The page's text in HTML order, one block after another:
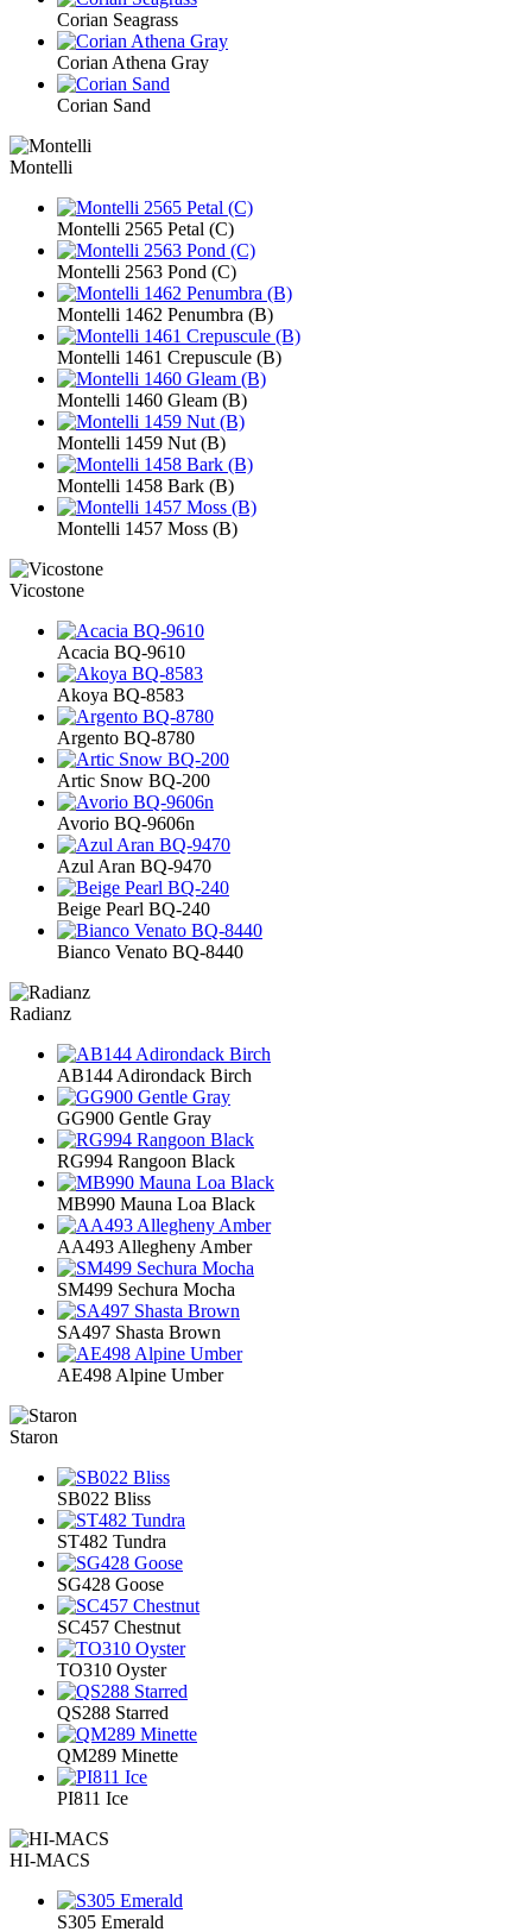
Corian Seagrass
Corian Athena Gray
Corian Sand
Montelli
Montelli 2565 Petal (С)
Montelli 2563 Pond (С)
Montelli 1462 Penumbra (В)
Montelli 1461 Crepuscule (В)
Montelli 1460 Gleam (В)
Montelli 1459 Nut (В)
Montelli 1458 Bark (В)
Montelli 1457 Moss (В)
Vicostone
Acacia BQ-9610
Akoya BQ-8583
Argento BQ-8780
Artic Snow BQ-200
Avorio BQ-9606n
Azul Aran BQ-9470
Beige Pearl BQ-240
Bianco Venato BQ-8440
Radianz
AB144 Adirondack Birch
GG900 Gentle Gray
RG994 Rangoon Black
MB990 Mauna Loa Black
AA493 Allegheny Amber
SM499 Sechura Mocha
SA497 Shasta Brown
AE498 Alpine Umber
Staron
SB022 Bliss
ST482 Tundra
SG428 Goose
SC457 Chestnut
TO310 Oyster
QS288 Starred
QM289 Minette
PI811 Ice
HI-MACS
S305 Emerald